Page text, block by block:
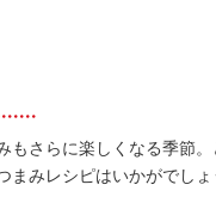
もさらに楽しくなる季節
まみレシピはいかがでしょ